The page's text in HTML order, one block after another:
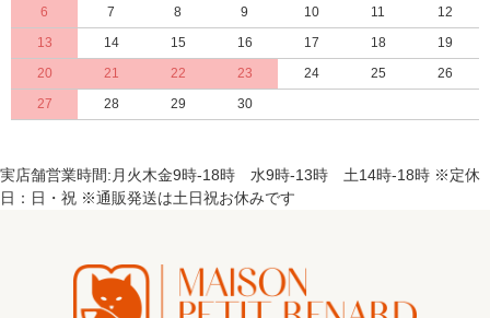
6
7 8 9 10 11
12
13
14 15 16 17 18
19
20
21 22 23 24 25
26
27
28 29 30
実店舗営業時間:月火木金9時-18時 水9時-13時 土14時-18時 ※定休
日：日・祝 ※通販発送は土日祝お休みです